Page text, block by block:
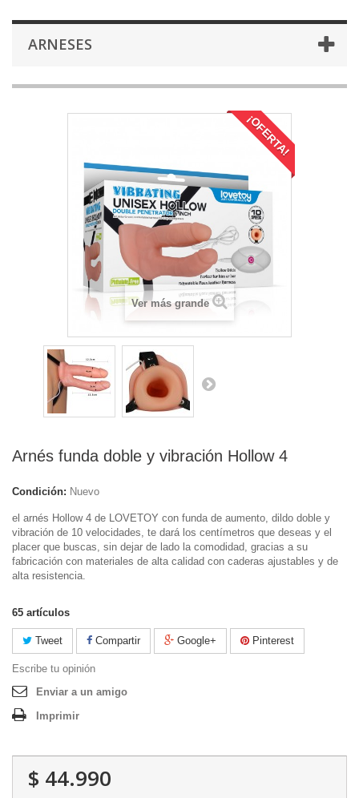
ARNESES
¡OFERTA!
Ver más grande
Arnés funda doble y vibración Hollow 4
Condición: Nuevo
el arnés Hollow 4 de LOVETOY con funda de aumento, dildo doble y
vibración de 10 velocidades, te dará los centímetros que deseas y el
placer que buscas, sin dejar de lado la comodidad, gracias a su
fabricación con materiales de alta calidad con caderas ajustables y de
alta resistencia.
65 artículos
Tweet Compartir Google+ Pinterest
Escribe tu opinión
Enviar a un amigo
Imprimir
$ 44.990